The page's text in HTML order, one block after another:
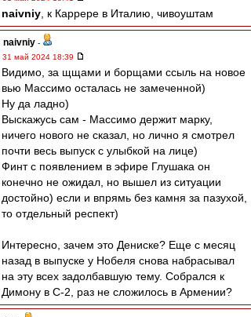
naivniy , к Каррере в Италию, чивоуштам
naivniy -
31 май 2024 18:39
Видимо, за щщами и борщами ссыль на новое
вью Массимо осталась не замеченной)
Ну да ладно)
Выскажусь сам - Массимо держит марку,
ничего нового не сказал, но лично я смотрел
почти весь выпуск с улыбкой на лице)
Финт с появлением в эфире Глушака он
конечно не ожидал, но вышел из ситуации
достойно) если и впрямь без камня за пазухой,
то отдельный респект)
Интересно, зачем это Дениске? Еще с месяц
назад в выпуске у Нобеля снова набрасывал
на эту всех задолбавшую тему. Собрался к
Димону в С-2, раз не сложилось в Армении?